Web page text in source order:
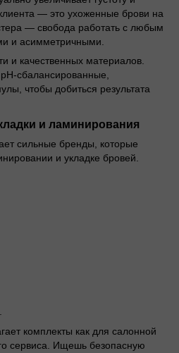
— это ухоженные брови на
— свобода работать с любым
и асимметричными.
и качественных материалов.
сбалансированные,
чтобы добиться результата
и ламинирования
сильные бренды, которые
и укладке бровей.
комплекты как для салонной
сервиса. Ищешь безопасную